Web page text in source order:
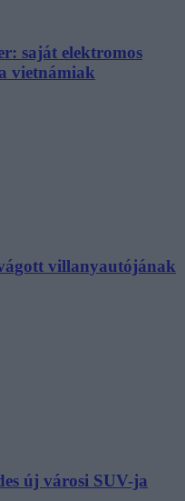
saját elektromos
vietnámiak
villanyautójának
új városi SUV-ja